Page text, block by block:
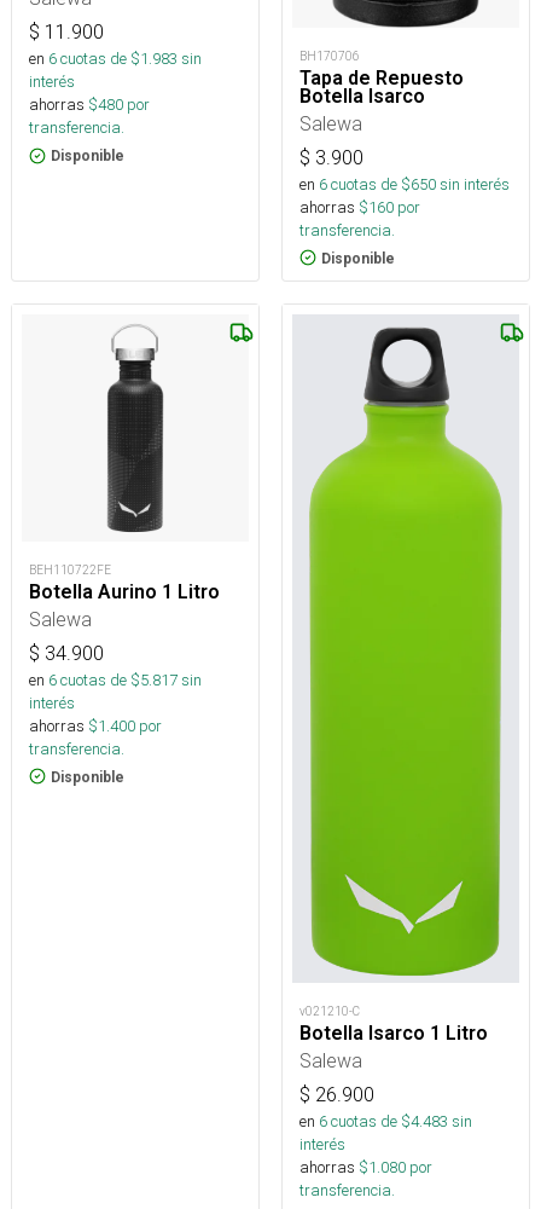
$ 11.900
en 6cuotas de $1.983 sin
interés
ahorras $480 por
transferencia.
Disponible
BH170706
Tapa de Repuesto
Botella Isarco
Salewa
$ 3.900
en 6cuotas de $650sin interés
ahorras $160 por
transferencia.
Disponible
BEH110722FE
Botella Aurino 1 Litro
Salewa
$ 34.900
en 6cuotas de $5.817sin
interés
ahorras $1.400 por
transferencia.
Disponible
v021210-C
Botella Isarco 1 Litro
Salewa
$ 26.900
en 6cuotas de $4.483 sin
interés
ahorras $1.080 por
transferencia.